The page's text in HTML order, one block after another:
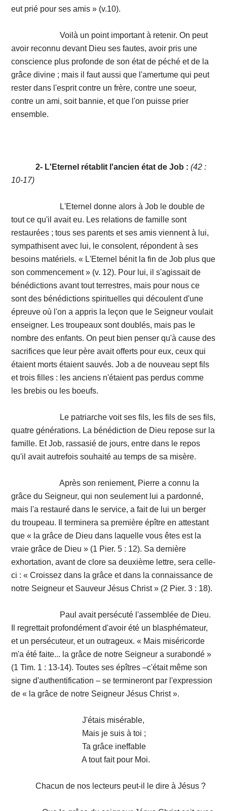
eut prié pour ses amis » (v.10).
Voilà un point important à retenir. On peut
avoir reconnu devant Dieu ses fautes, avoir pris une
conscience plus profonde de son état de péché et de la
grâce divine ; mais il faut aussi que l'amertume qui peut
rester dans l'esprit contre un frère, contre une soeur,
contre un ami, soit bannie, et que l'on puisse prier
ensemble.
2- L'Eternel rétablit l'ancien état de Job :(42 :
10-17)
L'Eternel donne alors à Job le double de
tout ce qu'il avait eu. Les relations de famille sont
restaurées ; tous ses parents et ses amis viennent à lui,
sympathisent avec lui, le consolent, répondent à ses
besoins matériels. « L'Eternel bénit la fin de Job plus que
son commencement » (v. 12). Pour lui, il s'agissait de
bénédictions avant tout terrestres, mais pour nous ce
sont des bénédictions spirituelles qui découlent d'une
épreuve où l'on a appris la leçon que le Seigneur voulait
enseigner. Les troupeaux sont doublés, mais pas le
nombre des enfants. On peut bien penser qu'à cause des
sacrifices que leur père avait offerts pour eux, ceux qui
étaient morts étaient sauvés. Job a de nouveau sept fils
et trois filles : les anciens n'étaient pas perdus comme
les brebis ou les boeufs.
Le patriarche voit ses fils, les fils de ses fils,
quatre générations. La bénédiction de Dieu repose sur la
famille. Et Job, rassasié de jours, entre dans le repos
qu'il avait autrefois souhaité au temps de sa misère.
Après son reniement, Pierre a connu la
grâce du Seigneur, qui non seulement lui a pardonné,
mais l'a restauré dans le service, a fait de lui un berger
du troupeau. Il terminera sa première épître en attestant
que « la grâce de Dieu dans laquelle vous êtes est la
vraie grâce de Dieu » (1 Pier. 5 : 12). Sa dernière
exhortation, avant de clore sa deuxième lettre, sera celle-
ci : « Croissez dans la grâce et dans la connaissance de
notre Seigneur et Sauveur Jésus Christ » (2 Pier. 3 : 18).
Paul avait persécuté l'assemblée de Dieu.
Il regrettait profondément d'avoir été un blasphémateur,
et un persécuteur, et un outrageux. « Mais miséricorde
m'a été faite... la grâce de notre Seigneur a surabondé »
(1 Tim. 1 : 13-14). Toutes ses épîtres –c'était même son
signe d'authentification – se termineront par l'expression
de « la grâce de notre Seigneur Jésus Christ ».
J'étais misérable,
Mais je suis à toi ;
Ta grâce ineffable
A tout fait pour Moi.
Chacun de nos lecteurs peut-il le dire à Jésus ?